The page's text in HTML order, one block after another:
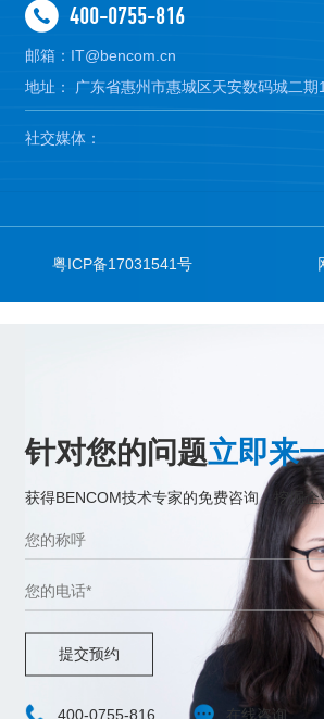
400-0755-816
邮箱：IT@bencom.cn
地址： 广东省惠州市惠城区天安数码城二期
社交媒体：
粤ICP备17031541号
针对您的问题立即来
获得BENCOM技术专家的免费咨询，挖掘企
提交预约
400-0755-816 在线咨询